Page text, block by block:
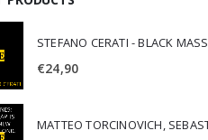
STEFANO CERATI - BLACK MASS
€24,90